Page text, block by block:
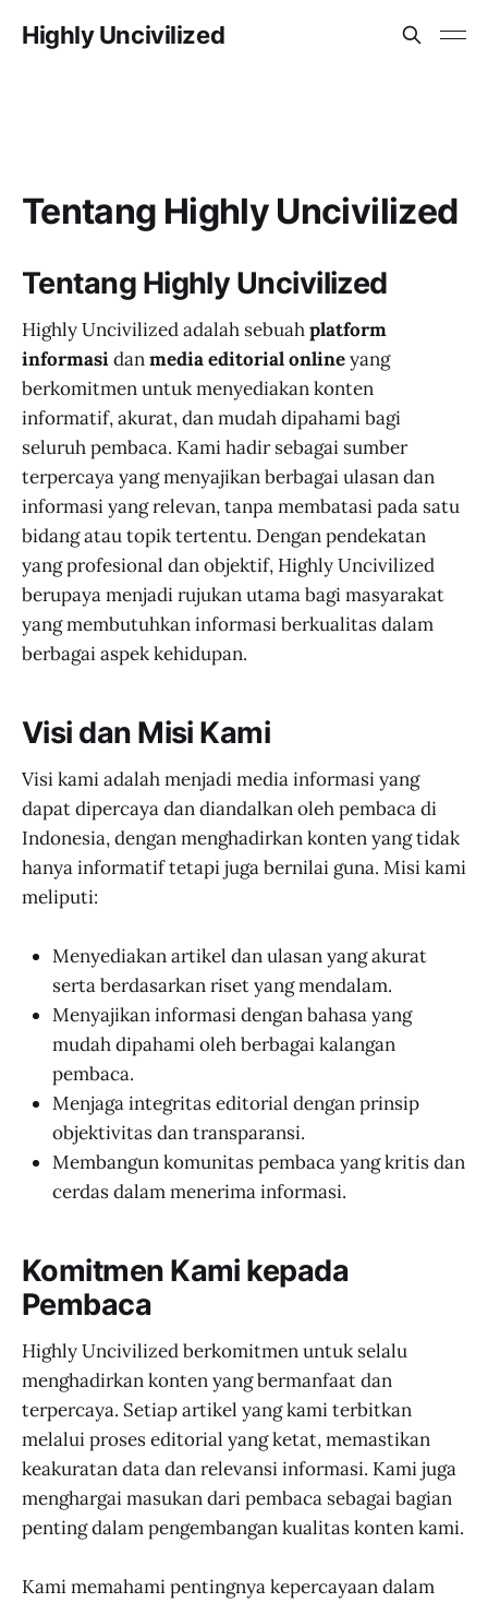
Highly Uncivilized
Tentang Highly Uncivilized
Tentang Highly Uncivilized
Highly Uncivilized adalah sebuahplatform
informasidanmedia editorial onlineyang
berkomitmen untuk menyediakan konten
informatif, akurat, dan mudah dipahami bagi
seluruh pembaca. Kami hadir sebagai sumber
terpercaya yang menyajikan berbagai ulasan dan
informasi yang relevan, tanpa membatasi pada satu
bidang atau topik tertentu. Dengan pendekatan
yang profesional dan objektif, Highly Uncivilized
berupaya menjadi rujukan utama bagi masyarakat
yang membutuhkan informasi berkualitas dalam
berbagai aspek kehidupan.
Visi dan Misi Kami
Visi kami adalah menjadi media informasi yang
dapat dipercaya dan diandalkan oleh pembaca di
Indonesia, dengan menghadirkan konten yang tidak
hanya informatif tetapi juga bernilai guna. Misi kami
meliputi:
Menyediakan artikel dan ulasan yang akurat
serta berdasarkan riset yang mendalam.
Menyajikan informasi dengan bahasa yang
mudah dipahami oleh berbagai kalangan
pembaca.
Menjaga integritas editorial dengan prinsip
objektivitas dan transparansi.
Membangun komunitas pembaca yang kritis dan
cerdas dalam menerima informasi.
Komitmen Kami kepada
Pembaca
Highly Uncivilized berkomitmen untuk selalu
menghadirkan konten yang bermanfaat dan
terpercaya. Setiap artikel yang kami terbitkan
melalui proses editorial yang ketat, memastikan
keakuratan data dan relevansi informasi. Kami juga
menghargai masukan dari pembaca sebagai bagian
penting dalam pengembangan kualitas konten kami.
Kami memahami pentingnya kepercayaan dalam